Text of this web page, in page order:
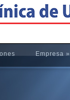
Empresa »